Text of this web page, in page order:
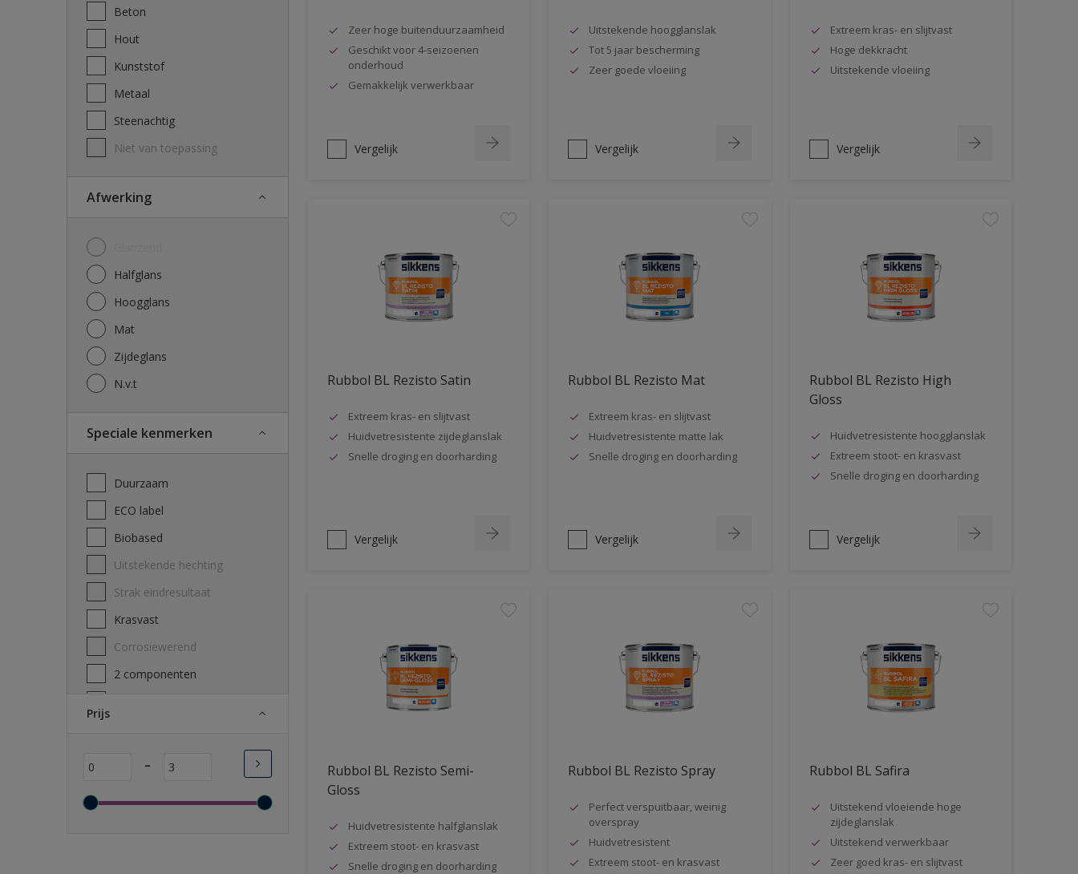
Beton
Hout
Kunststof
Metaal
Steenachtig
Niet van toepassing
Afwerking
Halfglans
Hoogglans
Mat
Zijdeglans
N.v.t
Speciale kenmerken
Duurzaam
ECO label
Biobased
Uitstekende hechting
Strak eindresultaat
Krasvast
Corrosiewerend
2 componenten
Wasbaar
Sneldrogend
Prijs
-
Zeer hoge buitenduurzaamheid
Geschikt voor 4-seizoenen
onderhoud
Gemakkelijk verwerkbaar
Vergelijk
Uitstekende hoogglanslak
Tot 5 jaar bescherming
Zeer goede vloeiing
Vergelijk
Extreem kras- en slijtvast
Hoge dekkracht
Uitstekende vloeiing
Vergelijk
Rubbol BL Rezisto Satin
Extreem kras- en slijtvast
Huidvetresistente zijdeglanslak
Snelle droging en doorharding
Vergelijk
Rubbol BL Rezisto Mat
Extreem kras- en slijtvast
Huidvetresistente matte lak
Snelle droging en doorharding
Vergelijk
Rubbol BL Rezisto High
Gloss
Huidvetresistente hoogglanslak
Extreem stoot- en krasvast
Snelle droging en doorharding
Vergelijk
Rubbol BL Rezisto Semi-
Gloss
Huidvetresistente halfglanslak
Extreem stoot- en krasvast
Snelle droging en doorharding
Rubbol BL Rezisto Spray
Perfect verspuitbaar, weinig
overspray
Huidvetresistent
Extreem stoot- en krasvast
Rubbol BL Safira
Uitstekend vloeiende hoge
zijdeglanslak
Uitstekend verwerkbaar
Zeer goed kras- en slijtvast